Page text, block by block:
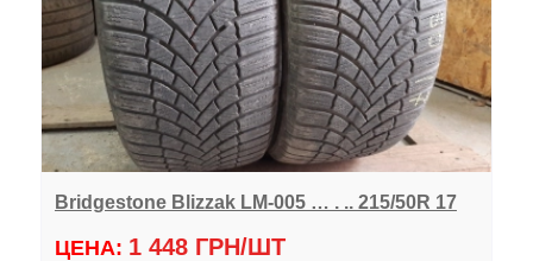
Bridgestone Blizzak LM-005 … . .. 215/50R 17
ЦЕНА: 1 448 ГРН/ШТ